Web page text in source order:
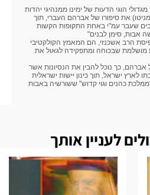
הוגי הדעות של ימינו ממנהיגי יהדות
את סיפורו של אברהם העברי, תוך
שעבר עמ"י באחת התקופות הקשות
אבות, סימן לבנים"
הרב אשכנזי, הם המאמץ הקולקטיבי
מושלמת שבכוחה ומתפקידה לגאול את
אברהם, כך נוכל להבין את הנסיונות אשר
לארץ ישראל, תוך כינון יישות ישראלית
כהנים וגוי קדוש" ששורשיה באבות
לעניין אותך